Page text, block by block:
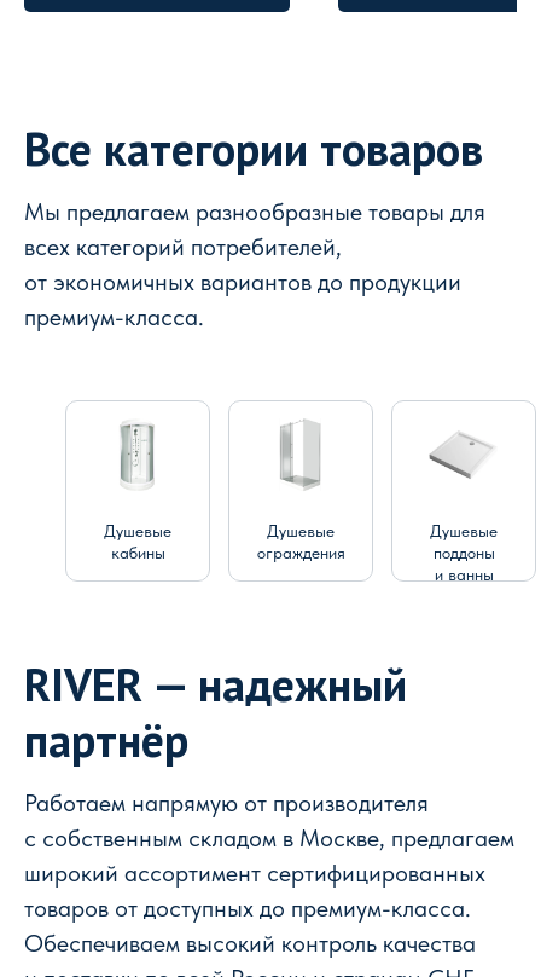
Все категории товаров
Мы предлагаем разнообразные товары для
всех категорий потребителей,
от экономичных вариантов до продукции
премиум-класса.
Душевые
кабины
Душевые
ограждения
Душевые
поддоны
и ванны
RIVER — надежный
партнёр
Работаем напрямую от производителя
с собственным складом в Москве, предлагаем
широкий ассортимент сертифицированных
товаров от доступных до премиум-класса.
Обеспечиваем высокий контроль качества